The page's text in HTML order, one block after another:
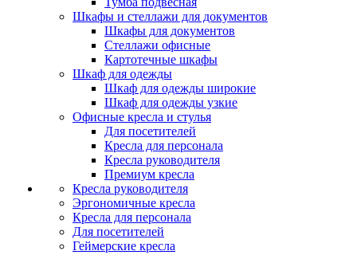
Шкафы и стеллажи для документов
Шкафы для документов
Стеллажи офисные
Картотечные шкафы
Шкаф для одежды
Шкаф для одежды широкие
Шкаф для одежды узкие
Офисные кресла и стулья
Для посетителей
Кресла для персонала
Кресла руководителя
Премиум кресла
Кресла руководителя
Эргономичные кресла
Кресла для персонала
Для посетителей
Геймерские кресла